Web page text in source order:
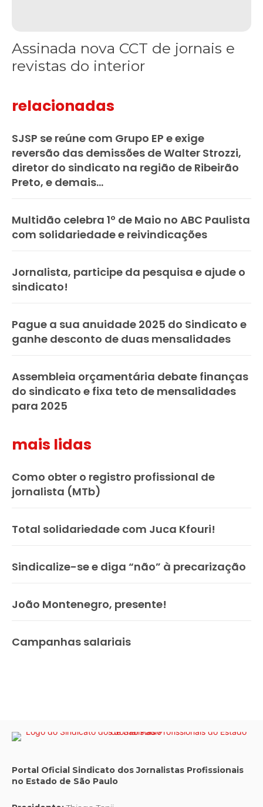
Assinada nova CCT de jornais e
revistas do interior
relacionadas
SJSP se reúne com Grupo EP e exige
reversão das demissões de Walter Strozzi,
diretor do sindicato na região de Ribeirão
Preto, e demais...
Multidão celebra 1º de Maio no ABC Paulista
com solidariedade e reivindicações
Jornalista, participe da pesquisa e ajude o
sindicato!
Pague a sua anuidade 2025 do Sindicato e
ganhe desconto de duas mensalidades
Assembleia orçamentária debate finanças
do sindicato e fixa teto de mensalidades
para 2025
mais lidas
Como obter o registro profissional de
jornalista (MTb)
Total solidariedade com Juca Kfouri!
Sindicalize-se e diga “não” à precarização
João Montenegro, presente!
Campanhas salariais
Portal Oficial Sindicato dos Jornalistas Profissionais
no Estado de São Paulo